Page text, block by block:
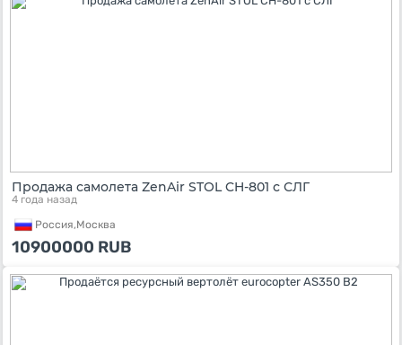
Продажа самолета ZenAir STOL CH-801 с СЛГ
4 года назад
Россия,Москва
10900000 RUB